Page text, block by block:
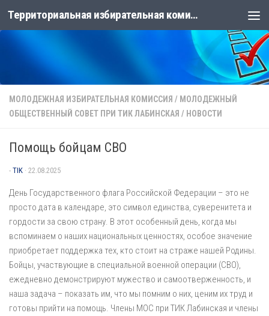
Перейти к содержимому Территориальная избирательная комиссия Лабинская
МОЛОДЕЖНАЯ ИЗБИРАТЕЛЬНАЯ КОМИССИЯ / МОЛОДЕЖНЫЙ
ОБЩЕСТВЕННЫЙ СОВЕТ ПРИ ТИК ЛАБИНСКАЯ / НОВОСТИ
Помощь бойцам СВО
- TIK · 22.08.2025
День Государственного флага Российской Федерации – это не
просто дата в календаре, это символ единства, суверенитета и
гордости за свою страну. В этот особенный день, когда мы
вспоминаем о наших национальных ценностях, особое значение
приобретает поддержка тех, кто стоит на страже нашей Родины.
Бойцы, участвующие в специальной военной операции (СВО),
ежедневно демонстрируют мужество и самоотверженность, и
наша задача – показать им, что мы помним о них, ценим их труд и
готовы прийти на помощь. Члены МОС при ТИК Лабинская и члены